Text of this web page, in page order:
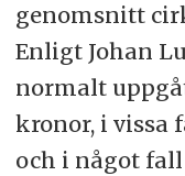
genomsnitt
Enligt Johan
normalt
kronor, i vissa
och i något